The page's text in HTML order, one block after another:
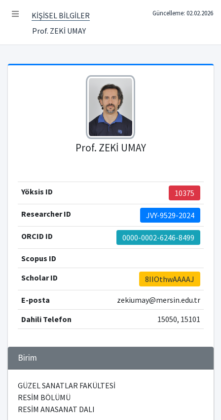
KİŞİSEL BİLGİLER
Prof. ZEKİ UMAY
Güncelleme: 02.02.2026
Prof. ZEKİ UMAY
Yöksis ID 10375
Researcher ID JVY-9529-2024
ORCID ID 0000-0002-6246-8499
Scopus ID
Scholar ID
8IIOthwAAAAJ
E-posta
zekiumay@mersin.edu.tr
Dahili Telefon
15050, 15101
Birim
GÜZEL SANATLAR FAKÜLTESİ
RESİM BÖLÜMÜ
RESİM ANASANAT DALI